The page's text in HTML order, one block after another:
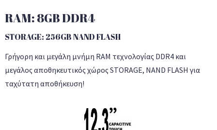
RAM: 8GB DDR4
STORAGE: 256GB NAND FLASH
Γρήγορη και μεγάλη μνήμη RAM τεχνολογίας DDR4 και
μεγάλος αποθηκευτικός χώρος STORAGE, NAND FLASH για
ταχύτατη αποθήκευση!